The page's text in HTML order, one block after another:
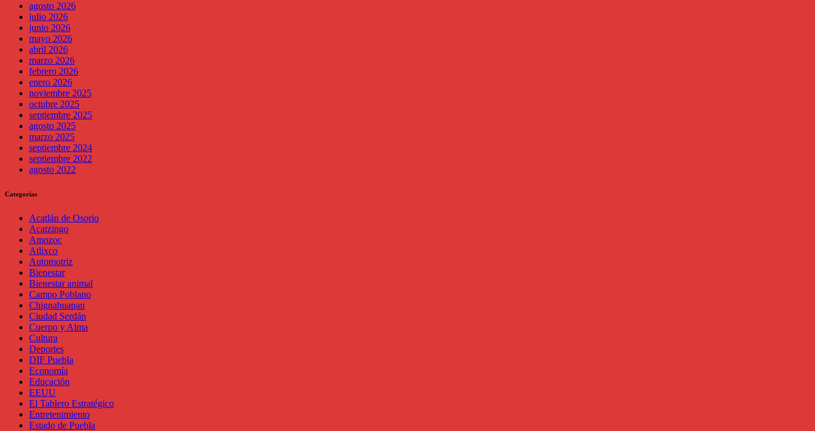
agosto 2026
julio 2026
junio 2026
mayo 2026
abril 2026
marzo 2026
febrero 2026
enero 2026
noviembre 2025
octubre 2025
septiembre 2025
agosto 2025
marzo 2025
septiembre 2024
septiembre 2022
agosto 2022
Categorías
Acatlán de Osorio
Acatzingo
Amozoc
Atlixco
Automotriz
Bienestar
Bienestar animal
Campo Poblano
Chignahuapan
Ciudad Serdán
Cuerpo y Alma
Cultura
Deportes
DIF Puebla
Economía
Educación
EEUU
El Tablero Estratégico
Entretenimiento
Estado de Puebla